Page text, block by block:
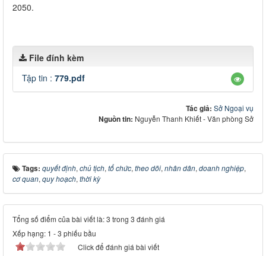
2050.
File đính kèm
Tập tin : 779.pdf
Tác giả: Sở Ngoại vụ
Nguồn tin: Nguyễn Thanh Khiết - Văn phòng Sở
Tags: quyết định, chủ tịch, tổ chức, theo dõi, nhân dân, doanh nghiệp,
cơ quan, quy hoạch, thời kỳ
Tổng số điểm của bài viết là: 3 trong 3 đánh giá
Xếp hạng: 1 -3 phiếu bầu
Click để đánh giá bài viết